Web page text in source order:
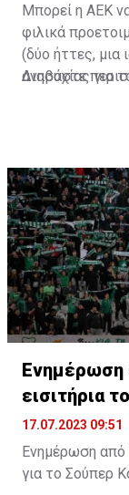
Μπορεί η ΑΕΚ
φιλικά
(δύο ήττες, μια
ανησυχίας για
Διαβάστε
Ενημέρωση
εισιτήρια
17.07.2023 09:51
Ενημέρωση από
για το Σούπερ